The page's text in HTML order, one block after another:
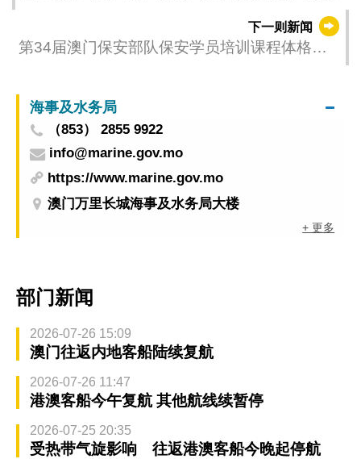
下一则新闻
第34届澳门保安部队保安学员培训课程体格检
海事及水务局
（853） 2855 9922
info@marine.gov.mo
https://www.marine.gov.mo
澳门万里长城海事及水务局大楼
+ 更多
部门新闻
2026-07-26 15:09
澳门往返内地客船陆续复航
2026-07-26 11:47
港澳客船今午复航 其他航线续暂停
2026-07-25 20:35
受热带气旋影响 往返港澳客船今晚起停航